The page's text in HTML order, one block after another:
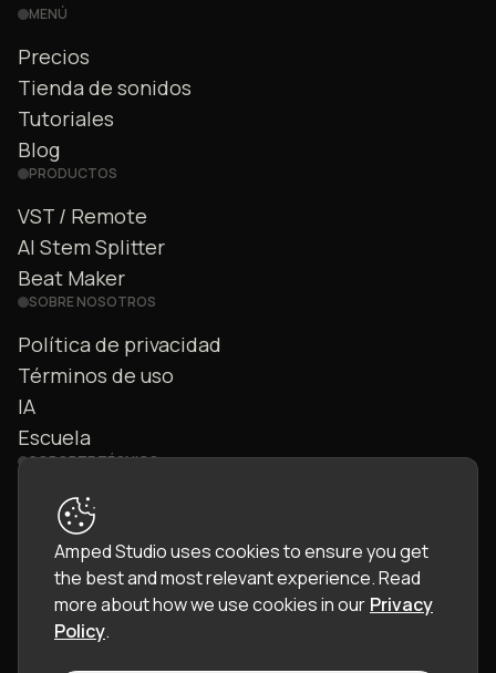
MENÚ
Precios
Tienda de sonidos
Tutoriales
Blog
PRODUCTOS
VST / Remote
AI Stem Splitter
Beat Maker
SOBRE NOSOTROS
Política de privacidad
Términos de uso
IA
Escuela
SOPORTE TÉCNICO
Contáctanos
Preguntas frecuentes
Comunidad
Manual
Amped Studio uses cookies to ensure you get
the best and most relevant experience.Read
more about how we use cookies in our Privacy
Policy.